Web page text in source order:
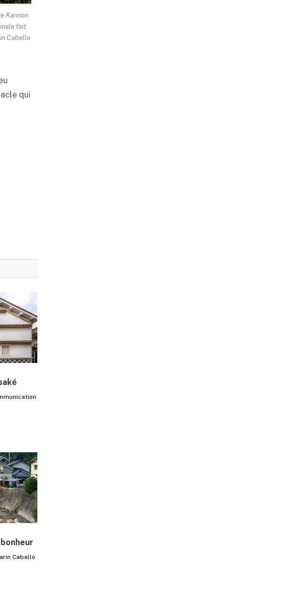
Kannon
fait
Cabello
qui
Cabello